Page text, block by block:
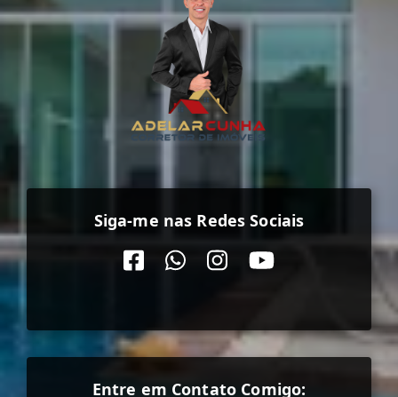
Siga-me nas Redes Sociais
Entre em Contato Comigo: